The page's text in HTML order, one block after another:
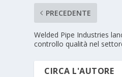
PRECEDENTE
Welded Pipe Industries
controllo qualità nel
CIRCA L'AUTORE